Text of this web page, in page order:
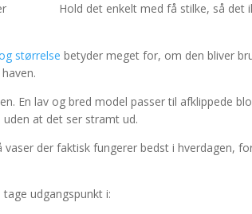
Hold det enkelt med få stilke, så det
størrelse betyder meget for, om den bliver
En lav og bred model passer til afklippede
uden at det ser stramt ud.
der faktisk fungerer bedst i hverdagen,
udgangspunkt i: